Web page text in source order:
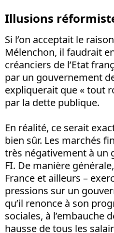
Illusions
Si l’on acceptait le
Mélenchon, il faudrait
créanciers de l’Etat
par un gouvernement
expliquerait que « tout
par la dette publique.
En réalité, ce serait
bien sûr. Les marchés
très négativement à un
FI. De manière
France et ailleurs –
pressions sur un
qu’il renonce à son
sociales, à l’embauche
hausse de tous les